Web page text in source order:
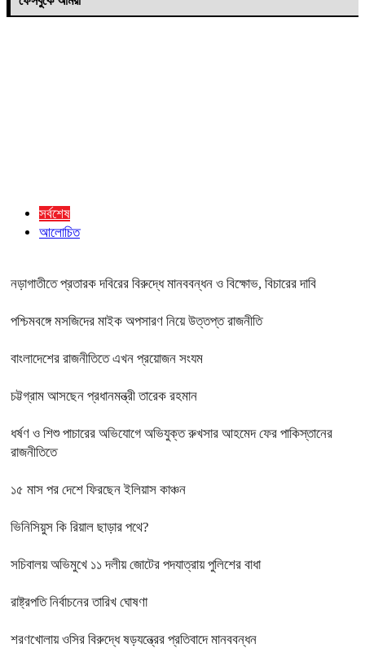
সর্বশেষ
আলোচিত
নড়াগাতীতে প্রতারক দবিরের বিরুদ্ধে মানববন্ধন ও বিক্ষোভ, বিচারের দাবি
পশ্চিমবঙ্গে মসজিদের মাইক অপসারণ নিয়ে উত্তপ্ত রাজনীতি
বাংলাদেশের রাজনীতিতে এখন প্রয়োজন সংযম
চট্টগ্রাম আসছেন প্রধানমন্ত্রী তারেক রহমান
ধর্ষণ ও শিশু পাচারের অভিযোগে অভিযুক্ত রুখসার আহমেদ ফের পাকিস্তানের
রাজনীতিতে
১৫ মাস পর দেশে ফিরছেন ইলিয়াস কাঞ্চন
ভিনিসিয়ুস কি রিয়াল ছাড়ার পথে?
সচিবালয় অভিমুখে ১১ দলীয় জোটের পদযাত্রায় পুলিশের বাধা
রাষ্ট্রপতি নির্বাচনের তারিখ ঘোষণা
শরণখোলায় ওসির বিরুদ্ধে ষড়যন্ত্রের প্রতিবাদে মানববন্ধন